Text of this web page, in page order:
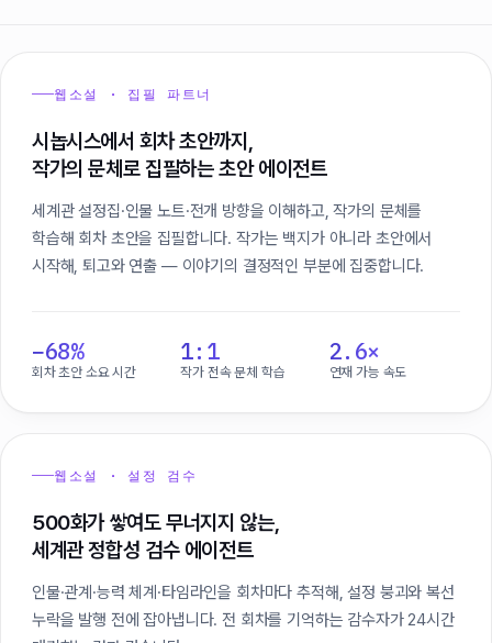
웹소설 · 집필 파트너
시놉시스에서 회차 초안까지,
작가의 문체로 집필하는 초안 에이전트
세계관 설정집·인물 노트·전개 방향을 이해하고, 작가의 문체를
학습해 회차 초안을 집필합니다. 작가는 백지가 아니라 초안에서
시작해, 퇴고와 연출 — 이야기의 결정적인 부분에 집중합니다.
−68%
회차 초안 소요 시간
1:1
작가 전속 문체 학습
2.6×
연재 가능 속도
웹소설 · 설정 검수
500화가 쌓여도 무너지지 않는,
세계관 정합성 검수 에이전트
인물·관계·능력 체계·타임라인을 회차마다 추적해, 설정 붕괴와 복선
누락을 발행 전에 잡아냅니다. 전 회차를 기억하는 감수자가 24시간